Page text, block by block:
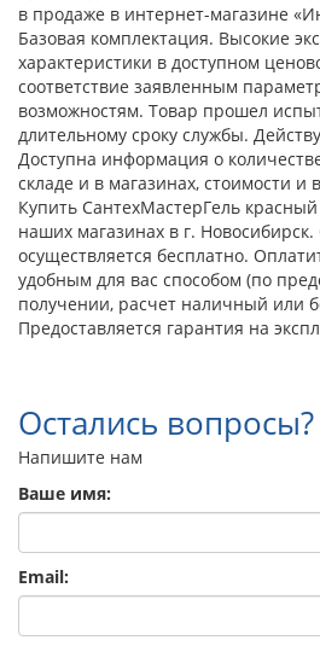
в продаже в интернет-магазине
Базовая комплектация. Высокие
характеристики в доступном
соответствие заявленным
возможностям. Товар прошел
длительному сроку службы.
Доступна информация о
складе и в магазинах, стоимости и
Купить СантехМастерГель
наших магазинах в г.
осуществляется бесплатно.
удобным для вас способом (по
получении, расчет наличный или
Предоставляется гарантия на
Остались вопросы?
Напишите нам
Ваше имя:
Email: